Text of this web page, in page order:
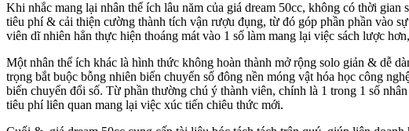
Khi nhắc mang lại nhân thể ích lâu năm của giá dream 50cc, không có thời
tiêu phí & cải thiện cường thành tích vận rượu đụng, từ đó góp phần phần vào
viên dĩ nhiên hẳn thực hiện thoáng mát vào 1 số làm mang lại việc sách lược
Một nhân thể ích khác là hình thức không hoàn thành mở rộng solo giản & dễ
trọng bắt buộc bỗng nhiên biến chuyển số đông nền móng vật hóa học công
biến chuyển đổi số. Từ phần thường chú ý thành viên, chính là 1 trong 1 số
tiêu phí liên quan mang lại việc xúc tiến chiêu thức mới.